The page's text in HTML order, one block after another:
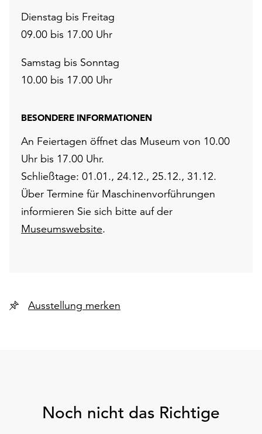
Dienstag bis Freitag
09.00 bis 17.00 Uhr
Samstag bis Sonntag
10.00 bis 17.00 Uhr
BESONDERE INFORMATIONEN
An Feiertagen öffnet das Museum von 10.00
Uhr bis 17.00 Uhr.
Schließtage: 01.01., 24.12., 25.12., 31.12.
Über Termine für Maschinenvorführungen
informieren Sie sich bitte auf der
Museumswebsite.
Ausstellung merken
Noch nicht das Richtige